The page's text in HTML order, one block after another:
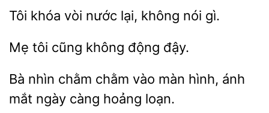
Tôi vòi nước nói gì.
tôi không động
nhìn chằm
vào màn hình, ánh
mắt ngày
hoảng loạn.